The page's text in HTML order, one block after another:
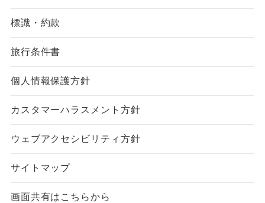
標識・約款
旅行条件書
個人情報保護方針
カスタマーハラスメント方針
ウェブアクセシビリティ方針
サイトマップ
画面共有はこちらから